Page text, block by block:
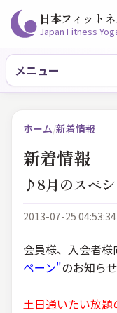
日本フィット
Japan Fitness
メニュー
ホーム/新着情報
新着情報
♪8月のスペ
2013-07-25 04:53:34
会員様、入会者様
ペーン"のお知ら
土日通いたい放